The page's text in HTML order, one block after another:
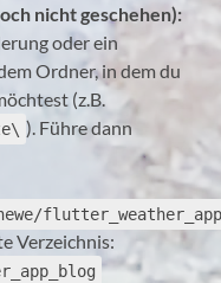
nicht geschehen):
oder ein
Ordner, in dem du
(z.B.
). Führe dann
Verzeichnis: